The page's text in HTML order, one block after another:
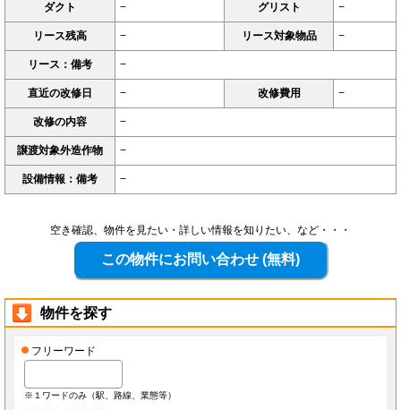
ダクト − グリスト −
リース残高 − リース対象物品 −
リース：備考 −
直近の改修日 − 改修費用 −
改修の内容 −
譲渡対象外造作物 −
設備情報：備考 −
空き確認、物件を見たい・詳しい情報を知りたい、など・・・
物件を探す
フリーワード
※１ワードのみ（駅、路線、業態等）